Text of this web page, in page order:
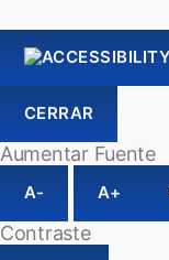
CERRAR
Aumentar Fuente
A- A+
Contraste